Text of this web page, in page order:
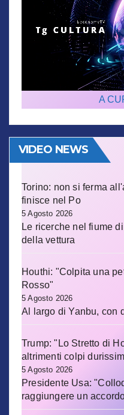
A
VIDEO NEWS
Torino: non si ferma
finisce nel Po
5 Agosto 2026
Le ricerche nel fiume
della vettura
Houthi: "Colpita una
Rosso"
5 Agosto 2026
Al largo di Yanbu, con
Trump: "Lo Stretto di
altrimenti colpi
5 Agosto 2026
Presidente Usa:
raggiungere un